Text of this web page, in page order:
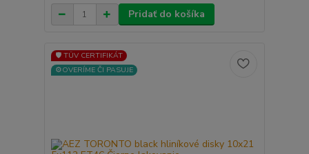
Pridať do košíka
🛡️ TÜV CERTIFIKÁT
⚙️OVERÍME ČI PASUJE